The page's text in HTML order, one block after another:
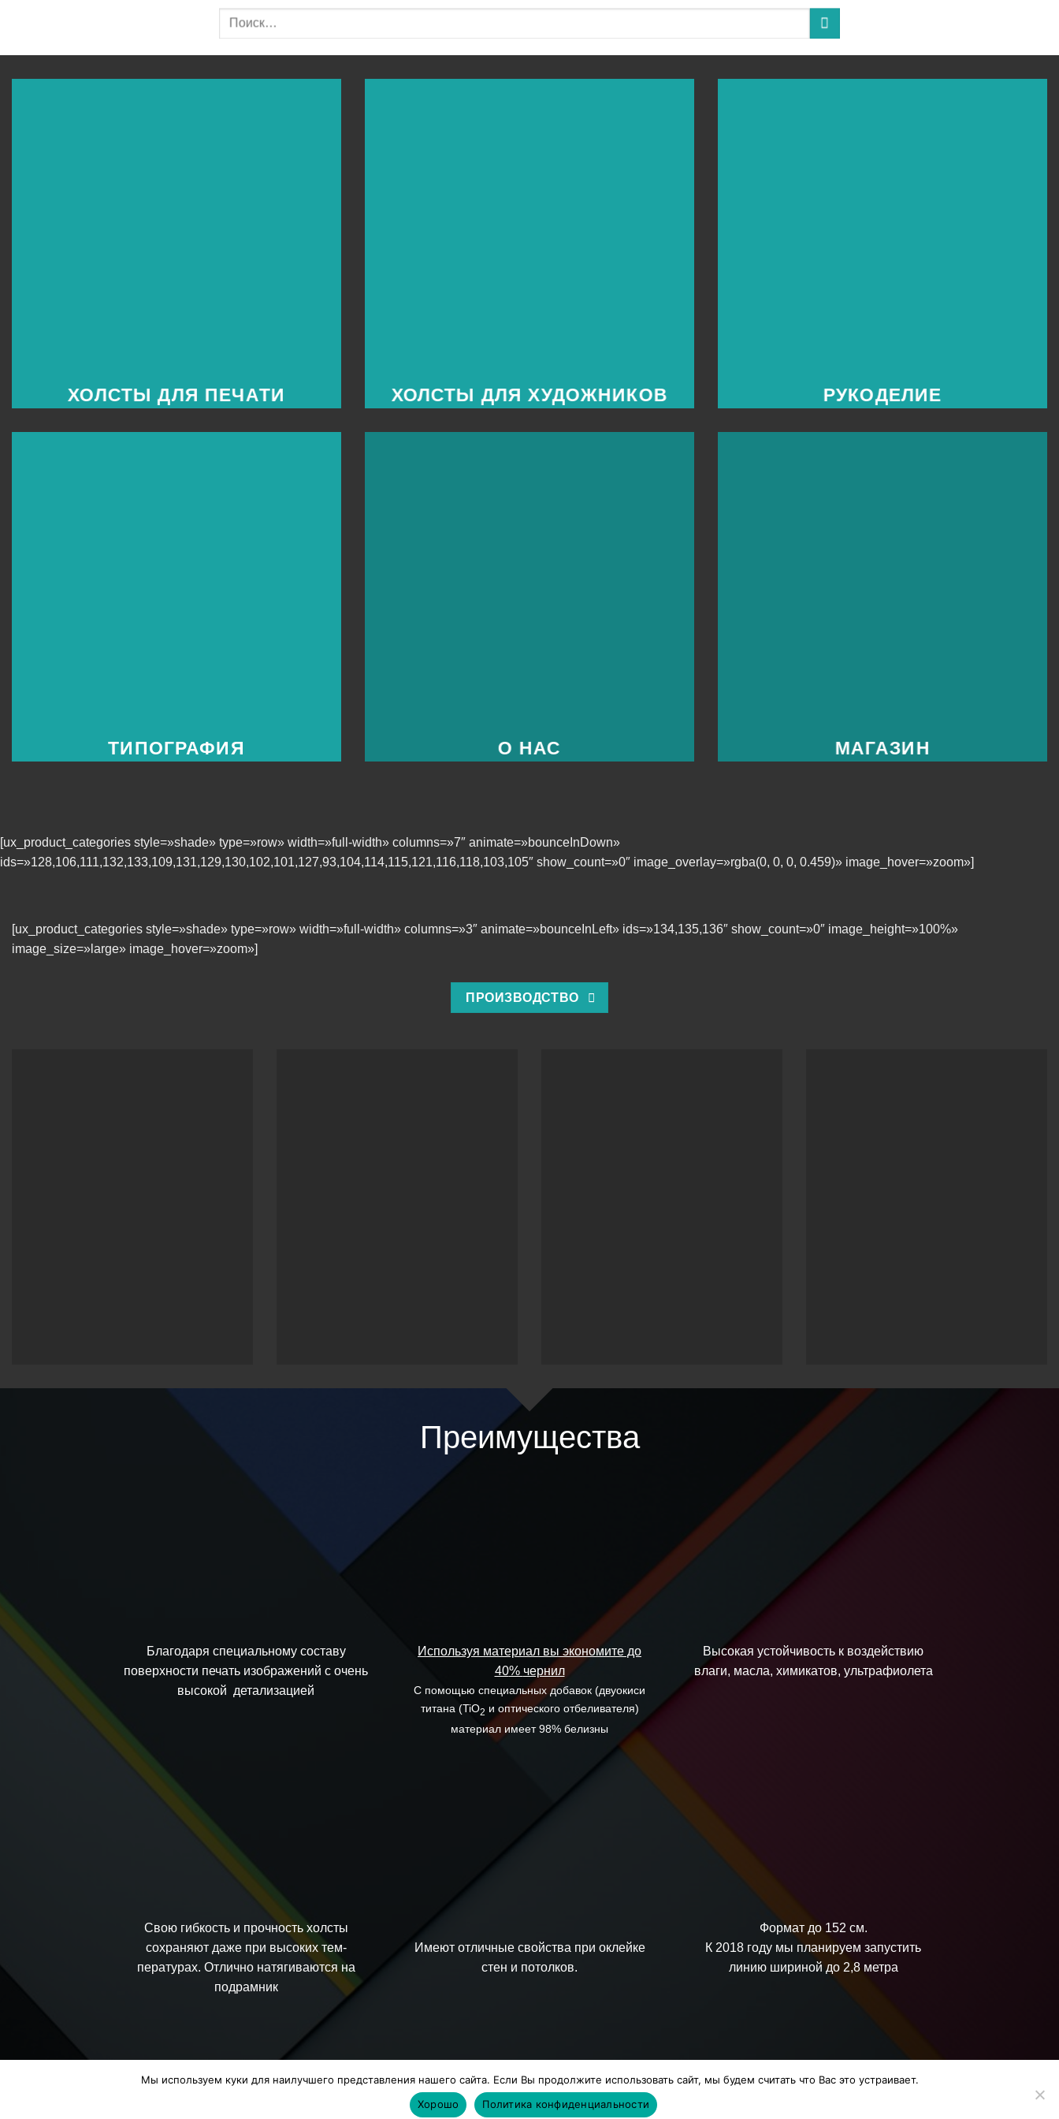
ХОЛСТЫ ДЛЯ ПЕЧАТИ ХОЛСТЫ ДЛЯ ХУДОЖНИКОВ РУКОДЕЛИЕ
ТИПОГРАФИЯ О НАС МАГАЗИН
[ux_product_categories style=»shade» type=»row» width=»full-width» columns=»7″ animate=»bounceInDown»
ids=»128,106,111,132,133,109,131,129,130,102,101,127,93,104,114,115,121,116,118,103,105″ show_count=»0″ image_overlay=»rgba(0, 0, 0, 0.459)» image_hover=»zoom»]
[ux_product_categories style=»shade» type=»row» width=»full-width» columns=»3″ animate=»bounceInLeft» ids=»134,135,136″ show_count=»0″ image_height=»100%»
image_size=»large» image_hover=»zoom»]
ПРОИЗВОДСТВО
Преимущества
Благодаря специальному составу
поверхности печать изображений с очень
высокой детализацией
Используя материал вы экономите до
40% чернил
С помощью специальных добавок (двуокиси
титана (TiO2 и оптического отбеливателя)
материал имеет 98% белизны
Высокая устойчивость к воздействию
влаги, масла, химикатов, ультрафиолета
Свою гибкость и прочность холсты
сохраняют даже при высоких тем-
пературах. Отлично натягиваются на
подрамник
Имеют отличные свойства при оклейке
стен и потолков.
Формат до 152 см.
К 2018 году мы планируем запустить
линию шириной до 2,8 метра
Политика обработки персональных данных.
Copyright 2026 ©Holstpechat Создание и продвижение сайтов
Мы используем куки для наилучшего представления нашего сайта. Если Вы продолжите использовать сайт, мы будем считать что Вас это устраивает.
Хорошо
Политика конфиденциальности